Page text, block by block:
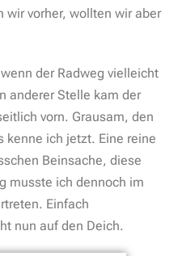
wir vorher, wollten wir aber
der Radweg vielleicht
anderer Stelle kam der
vorn. Grausam, den
kenne ich jetzt. Eine reine
Beinsache, diese
musste ich dennoch im
Einfach
nun auf den Deich.